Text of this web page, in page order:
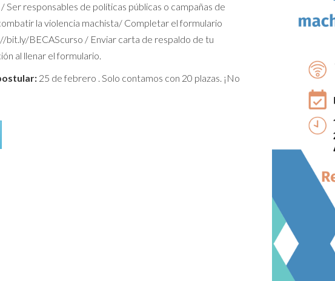
Ser responsables de políticas públicas o campañas de
la violencia machista/ Completar el formulario
bit.ly/BECAScurso / Enviar carta de respaldo de tu
al llenar el formulario.
25 de febrero . Solo contamos con 20 plazas. ¡No